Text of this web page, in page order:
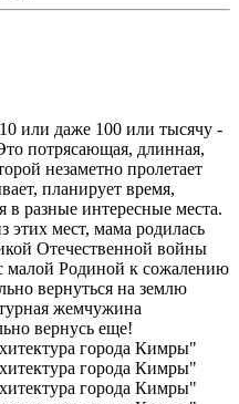
или даже 100 или тысячу -
потрясающая, длинная,
незаметно пролетает
планирует время,
в разные интересные места.
мест, мама родилась
Отечественной войны
малой Родиной к сожалению
вернуться на землю
жемчужина
вернусь еще!